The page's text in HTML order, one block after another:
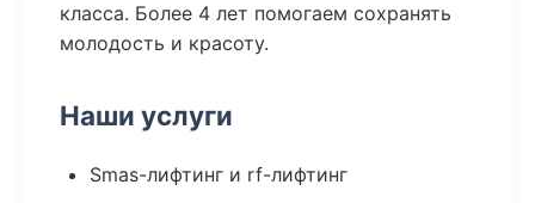
класса. Более 4 лет помогаем сохранять
молодость и красоту.
Наши услуги
Smas-лифтинг и rf-лифтинг